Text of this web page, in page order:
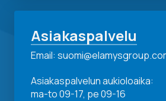
Asiakaspalvelu
Email:
Asiakaspalvelun aukioloaika:
ma-to 09-17, pe 09-16